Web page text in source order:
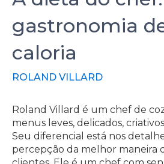
gastronomia
caloria
ROLAND VILLARD
Roland Villard é um chef de
menus leves, delicados,
Seu diferencial está nos
percepção da melhor maneira